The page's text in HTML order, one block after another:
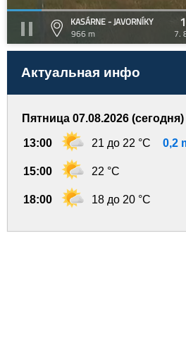
KASÁRNE - JAVORNÍKY
966 m
7.
Актуальная инфо
Пятница 07.08.2026 (сегодня)
13:00 21 до 22 °C 0,2
15:00 22 °C
18:00 18 до 20 °C